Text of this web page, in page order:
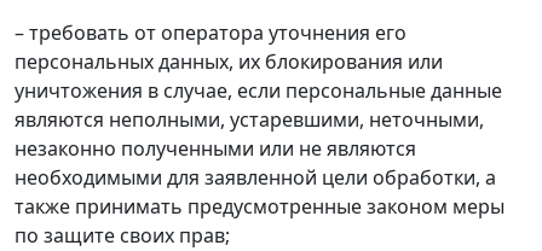
– требовать от оператора уточнения его
персональных данных, их блокирования или
уничтожения в случае, если персональные данные
являются неполными, устаревшими, неточными,
незаконно полученными или не являются
необходимыми для заявленной цели обработки, а
также принимать предусмотренные законом меры
по защите своих прав;